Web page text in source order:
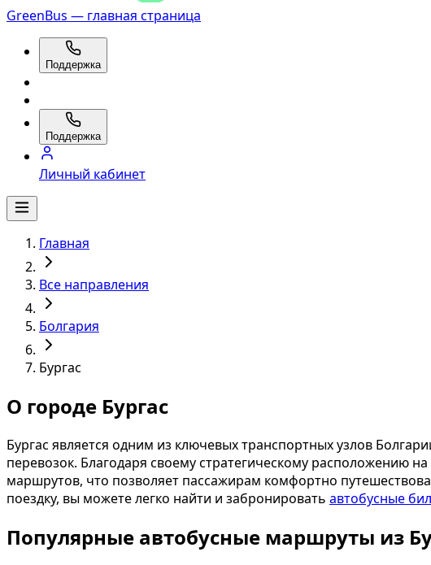
GreenBus — главная страница
Поддержка
Поддержка
Личный кабинет
Главная
Все направления
Болгария
Бургас
О городе Бургас
Бургас является одним из ключевых транспортных узлов
перевозок. Благодаря своему стратегическому расположению
маршрутов, что позволяет пассажирам комфортно
поездку, вы можете легко найти и забронировать автобусные
Популярные автобусные маршруты из